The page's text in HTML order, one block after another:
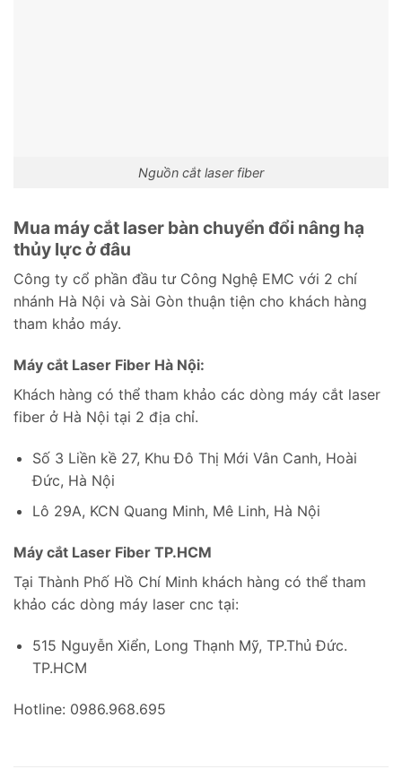
Nguồn cắt laser fiber
Mua máy cắt laser bàn chuyển đổi nâng hạ
thủy lực ở đâu
Công ty cổ phần đầu tư Công Nghệ EMC với 2 chí
nhánh Hà Nội và Sài Gòn thuận tiện cho khách hàng
tham khảo máy.
Máy cắt Laser Fiber Hà Nội:
Khách hàng có thể tham khảo các dòng máy cắt laser
fiber ở Hà Nội tại 2 địa chỉ.
Số 3 Liền kề 27, Khu Đô Thị Mới Vân Canh, Hoài
Đức, Hà Nội
Lô 29A, KCN Quang Minh, Mê Linh, Hà Nội
Máy cắt Laser Fiber TP.HCM
Tại Thành Phố Hồ Chí Minh khách hàng có thể tham
khảo các dòng máy laser cnc tại:
515 Nguyễn Xiển, Long Thạnh Mỹ, TP.Thủ Đức.
TP.HCM
Hotline: 0986.968.695